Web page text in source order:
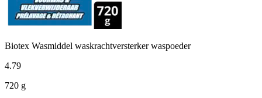
Biotex Wasmiddel waskrachtversterker waspoeder
4.79
720 g